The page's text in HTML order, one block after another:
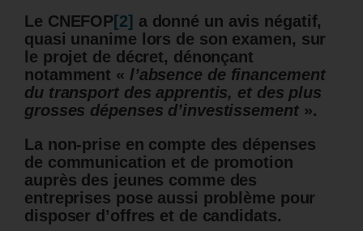
Le CNEFOP[2] a donné un avis négatif,
quasi unanime lors de son examen, sur
le projet de décret, dénonçant
notamment « l’absence de financement
du transport des apprentis, et des plus
grosses dépenses d’investissement».
La non-prise en compte des dépenses
de communication et de promotion
auprès des jeunes comme des
entreprises pose aussi problème pour
disposer d’offres et de candidats.